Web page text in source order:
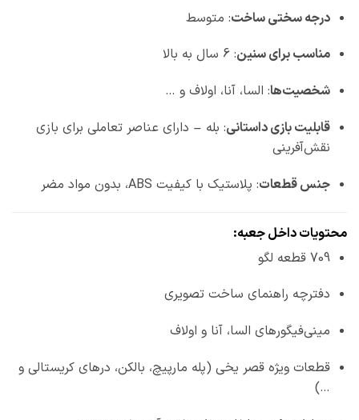
درجه سختی ساخت: متوسط
مناسب برای سنین: 6 سال به بالا
شخصیت‌ها: السا، آنا، اولاف و …
قابلیت بازی داستانی: بله – دارای عناصر تعاملی برای بازی
نقش‌آفرینی
جنس قطعات: پلاستیک با کیفیت ABS، بدون مواد مضر
محتویات داخل جعبه:
709 قطعه لگو
دفترچه راهنمای ساخت تصویری
مینی‌فیگورهای السا، آنا و اولاف
قطعات ویژه قصر یخی (پله مارپیچ، بالکن، درهای کریستالی و
…)